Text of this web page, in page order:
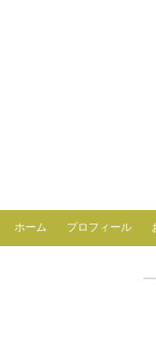
ホーム プロフィール
―